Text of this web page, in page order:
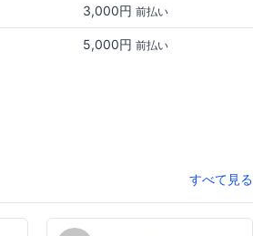
3,000円 前払い
5,000円 前払い
すべて見る